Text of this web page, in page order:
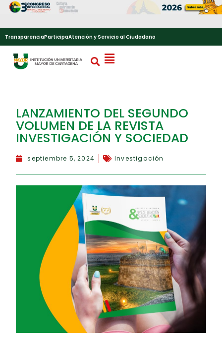
TransparenciaParticipaAtención y Servicio al Ciudadano
LANZAMIENTO DEL SEGUNDO
VOLUMEN DE LA REVISTA
INVESTIGACIÓN Y SOCIEDAD
septiembre 5, 2024 Investigación